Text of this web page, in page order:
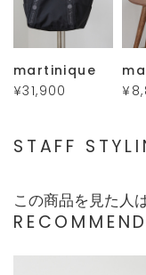
martinique
¥31,900
STAFF
この商品を見た人
RECOMMEND